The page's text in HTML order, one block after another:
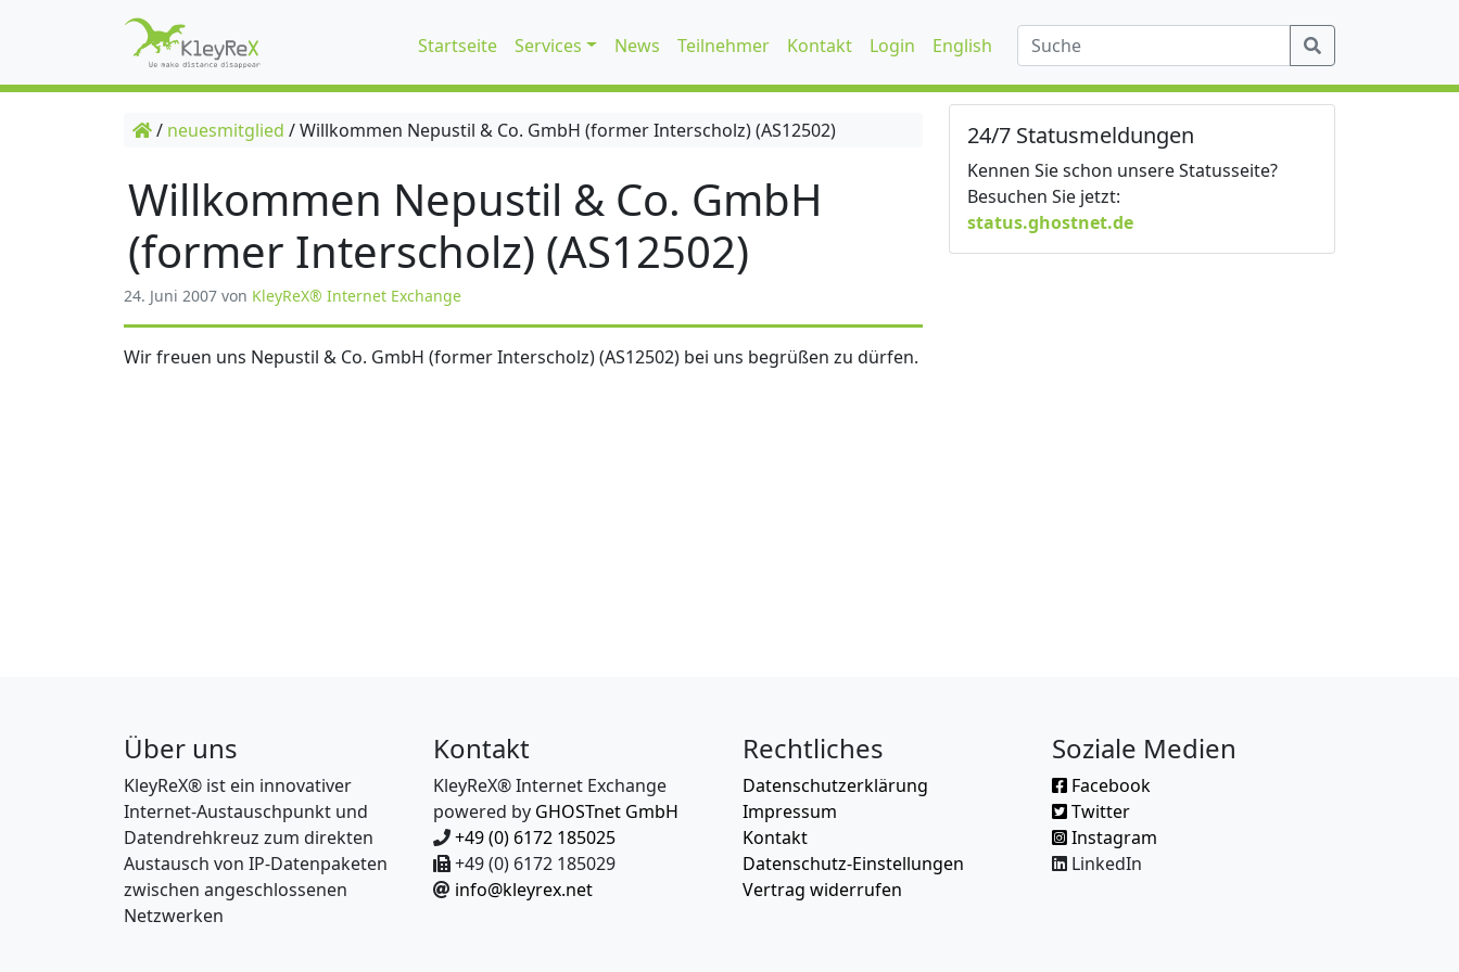
Startseite Services News Teilnehmer Kontakt Login English
/ neuesmitglied /Willkommen Nepustil & Co. GmbH (former Interscholz) (AS12502)
Willkommen Nepustil & Co. GmbH
(former Interscholz) (AS12502)
24. Juni 2007 von KleyReX® Internet Exchange
Wir freuen uns Nepustil & Co. GmbH (former Interscholz) (AS12502) bei uns begrüßen zu dürfen.
24/7 Statusmeldungen
Kennen Sie schon unsere Statusseite?
Besuchen Sie jetzt:
status.ghostnet.de
Über uns
KleyReX® ist ein innovativer
Internet-Austauschpunkt und
Datendrehkreuz zum direkten
Austausch von IP-Datenpaketen
zwischen angeschlossenen
Netzwerken
Kontakt
KleyReX® Internet Exchange
powered by GHOSTnet GmbH
+49 (0) 6172 185025
+49 (0) 6172 185029
info@kleyrex.net
Rechtliches
Datenschutzerklärung
Impressum
Kontakt
Datenschutz-Einstellungen
Vertrag widerrufen
Soziale Medien
Facebook
Twitter
Instagram
LinkedIn